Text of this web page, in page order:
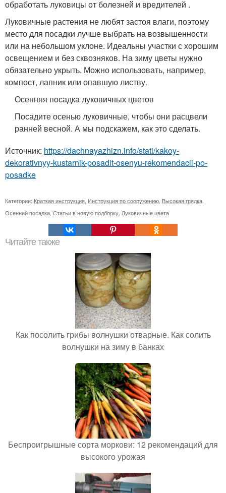
обработать луковицы от болезней и вредителей .
Луковичные растения не любят застоя влаги, поэтому
место для посадки лучше выбрать на возвышенности
или на небольшом уклоне. Идеальны участки с хорошим
освещением и без сквозняков. На зиму цветы нужно
обязательно укрыть. Можно использовать, например,
компост, лапник или опавшую листву.
Осенняя посадка луковичных цветов
Посадите осенью луковичные, чтобы они расцвели
ранней весной. А мы подскажем, как это сделать.
Источник: https://dachnayazhizn.info/stati/kakoy-
dekorativnyy-kustarnik-posadit-osenyu-rekomendacii-po-
posadke
Категории: Краткая инструкция Инструкция по сооружению Высокая грядка
Осенний посадка Статьи в новую подборку Луковичные цвета
Читайте также
Как посолить грибы волнушки отварные. Как солить
волнушки на зиму в банках
Беспроигрышные сорта моркови: 12 рекомендаций для
высокого урожая